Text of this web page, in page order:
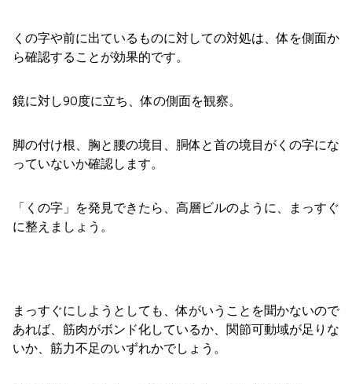
くの字や前に出ているものに対しての対処は、体を側面か
ら確認することが効果的です。
鏡に対し90度に立ち、体の側面を観察。
脚の付け根、胸と腰の境目、胴体と首の境目がくの字にな
っていないか確認します。
「くの字」を発見できたら、高層ビルのように、まっすぐ
に整えましょう。
まっすぐにしようとしても、体がいうことを聞かないので
あれば、筋肉がボンド化しているか、関節可動域が足りな
いか、筋力不足のいずれかでしょう。